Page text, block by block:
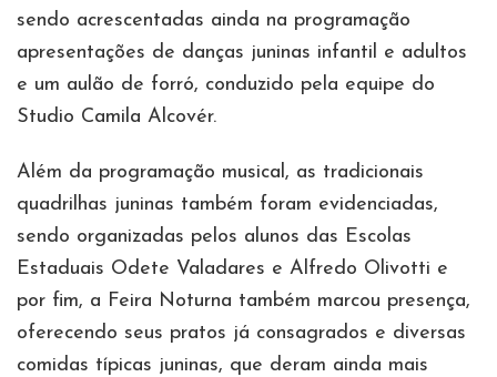
sendo acrescentadas ainda na programação
apresentações de danças juninas infantil e adultos
e um aulão de forró, conduzido pela equipe do
Studio Camila Alcovér.
Além da programação musical, as tradicionais
quadrilhas juninas também foram evidenciadas,
sendo organizadas pelos alunos das Escolas
Estaduais Odete Valadares e Alfredo Olivotti e
por fim, a Feira Noturna também marcou presença,
oferecendo seus pratos já consagrados e diversas
comidas típicas juninas, que deram ainda mais